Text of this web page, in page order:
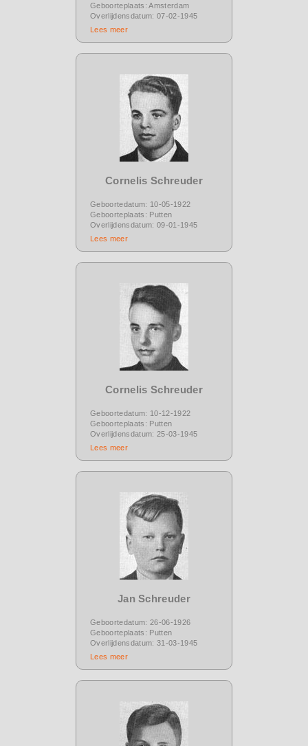
Geboorteplaats: Amsterdam
Overlijdensdatum: 07-02-1945
Lees meer
Cornelis Schreuder
Geboortedatum: 10-05-1922
Geboorteplaats: Putten
Overlijdensdatum: 09-01-1945
Lees meer
Cornelis Schreuder
Geboortedatum: 10-12-1922
Geboorteplaats: Putten
Overlijdensdatum: 25-03-1945
Lees meer
Jan Schreuder
Geboortedatum: 26-06-1926
Geboorteplaats: Putten
Overlijdensdatum: 31-03-1945
Lees meer